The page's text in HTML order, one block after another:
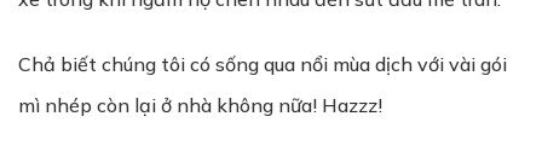
Chả biết chúng tôi có sống qua nổi mùa dịch với vài gói
mì nhép còn lại ở nhà không nữa! Hazzz!